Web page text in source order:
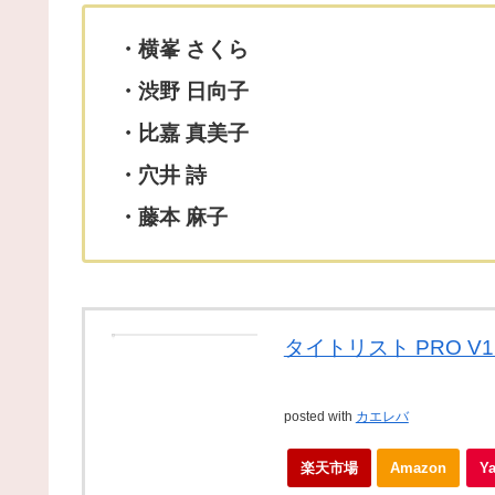
・横峯 さくら
・渋野 日向子
・比嘉 真美子
・穴井 詩
・藤本 麻子
タイトリスト PRO
posted with カエレバ
楽天市場 Amazon